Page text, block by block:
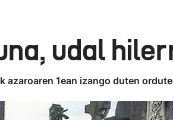
udal
azaroaren 1ean izango duten